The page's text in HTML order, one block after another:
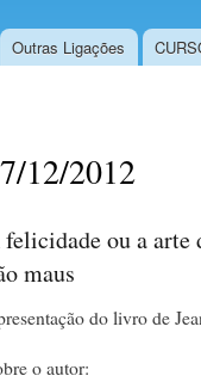
Outras Ligações
12/2012
ou a arte
maus
do livro de
o autor: